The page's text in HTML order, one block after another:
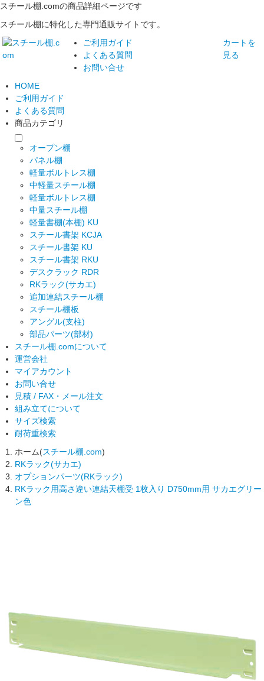
スチール棚.comの商品詳細ページです
スチール棚に特化した専門通販サイトです。
ご利用ガイド
よくある質問
お問い合せ
カートを
見る
HOME
ご利用ガイド
よくある質問
商品カテゴリ
オープン棚
パネル棚
軽量ボルトレス棚
中軽量スチール棚
軽量ボルトレス棚
中量スチール棚
軽量書棚(本棚) KU
スチール書架 KCJA
スチール書架 KU
スチール書架 RKU
デスクラック RDR
RKラック(サカエ)
追加連結スチール棚
スチール棚板
アングル(支柱)
部品パーツ(部材)
スチール棚.comについて
運営会社
マイアカウント
お問い合せ
見積 / FAX・メール注文
組み立てについて
サイズ検索
耐荷重検索
ホーム(スチール棚.com)
RKラック(サカエ)
オプションパーツ(RKラック)
RKラック用高さ違い連結天棚受 1枚入り D750mm用 サカエグリー
ン色